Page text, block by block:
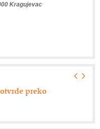
Kragujevac
preko